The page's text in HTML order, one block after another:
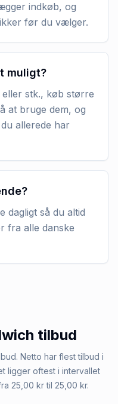
indkøb, og
før du vælger.
muligt?
stk., køb større
at bruge dem, og
allerede har
dagligt så du altid
fra alle danske
tilbud
Netto har flest tilbud i
ligger oftest i intervallet
25,00 kr til 25,00 kr.